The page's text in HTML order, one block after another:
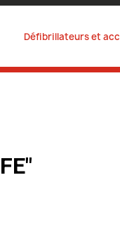
Défibrillateurs et